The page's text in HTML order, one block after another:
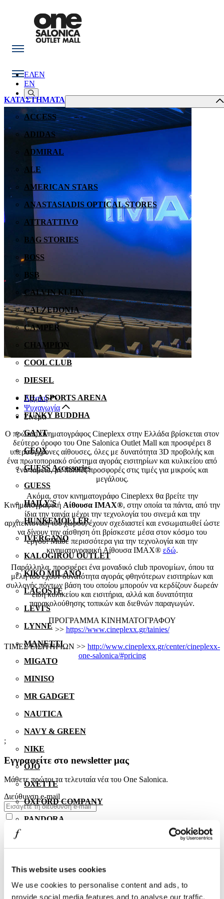
This website uses cookies
We use cookies to personalise content and ads, to
provide social media features and to analyse our traffic.
EN
ΚΑΤΑΣΤΗΜΑΤΑ
ACCESS
ADIDAS
ADMIRAL
ALE
AMERICAN STARS
ANASTASIADIS OPTICAL STORES
ATTRATTIVO
BAG STORIES
BOSS
BSB
CALVIN KLEIN
CALZEDONIA
CAMPER
CHAMPION
COOL CLUB
DIESEL
FILA SPORTS ARENA
FUNKY BUDDHA
GANT
GEOX
GUESS Accessories
GUESS
HAILY'S
HUNKEMÖLLER
IVERGANO
KALOGIROU OUTLET
KIKO MILANO
LACOSTE
LEVI'S
LYNNE
MANETTI
MIGATO
MINISO
MR GADGET
NAUTICA
NAVY & GREEN
NIKE
OJO
OXETTE
OXFORD COMPANY
PANDORA
POLO RALPH LAUREN
PRIME TIMERS
ΕΛ
EN
Αρχική
Ψυχαγωγία
Σινεμά
Ο πρώτος κινηματογράφος Cineplexx στην Ελλάδα βρίσκεται στον
δεύτερο όροφο του One Salonica Outlet Mall και προσφέρει 8
υπερσύγχρονες αίθουσες, όλες με δυνατότητα 3D προβολής και
ένα πρωτοποριακό σύστημα αγοράς εισιτηρίων και κυλικείου από
ένα ταμείο, με πολλές προσφορές στις τιμές για μικρούς και
μεγάλους.
Ακόμα, στον κινηματογράφο Cineplexx θα βρείτε την
Κινηματογραφική Αίθουσα IMAX®, στην οποία τα πάντα, από την
ίδια την ταινία μέχρι την τεχνολογία του σινεμά και την
αρχιτεκτονική του χώρου, έχουν σχεδιαστεί και ενσωματωθεί ώστε
να δίνουν την αίσθηση ότι βρίσκεστε μέσα στον κόσμο του
έργου! Μάθε περισσότερα για την τεχνολογία και την
κινηματογραφική Αίθουσα IMAX® εδώ.
Παράλληλα, προσφέρει ένα μοναδικό club προνομίων, όπου τα
μέλη του έχουν δυνατότητα αγοράς φθηνότερων εισιτηρίων και
συλλογής πόντων βάση του οποίου μπορούν να κερδίζουν δωρεάν
είδη κυλικείου και εισιτήρια, αλλά και δυνατότητα
παρακολούθησης τοπικών και διεθνών παραγωγών.
ΠΡΟΓΡΑΜΜΑ ΚΙΝΗΜΑΤΟΓΡΑΦΟΥ
>> https://www.cineplexx.gr/tainies/
ΤΙΜΕΣ ΕΙΣΙΤΗΡΙΩΝ >> http://www.cineplexx.gr/center/cineplexx-
one-salonica/#pricing
;
Εγγραφείτε στο newsletter μας
Μάθετε πρώτοι τα τελευταία νέα του One Salonica.
Διεύθυνση e-mail